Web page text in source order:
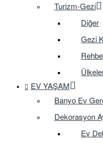
Turizm-Gezi
Diğer
Gezi
EV YAŞAM
Banyo Ev
Dekorasyon
Ev